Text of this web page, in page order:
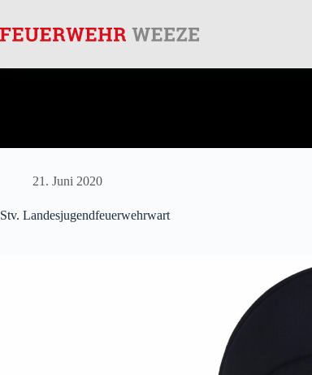
springen
21. Juni 2020
Stv. Landesjugendfeuerwehrwart